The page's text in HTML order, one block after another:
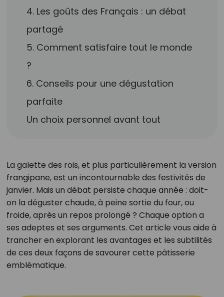
4. Les goûts des Français : un débat
partagé
5. Comment satisfaire tout le monde
?
6. Conseils pour une dégustation
parfaite
Un choix personnel avant tout
La galette des rois, et plus particulièrement la version
frangipane, est un incontournable des festivités de
janvier. Mais un débat persiste chaque année : doit-
on la déguster chaude, à peine sortie du four, ou
froide, après un repos prolongé ? Chaque option a
ses adeptes et ses arguments. Cet article vous aide à
trancher en explorant les avantages et les subtilités
de ces deux façons de savourer cette pâtisserie
emblématique.